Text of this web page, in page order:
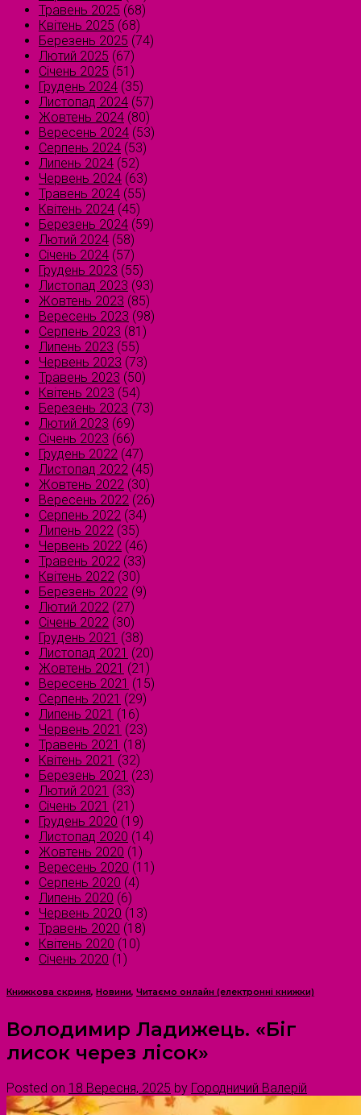
Травень 2025 (68)
Квітень 2025 (68)
Березень 2025 (74)
Лютий 2025 (67)
Січень 2025 (51)
Грудень 2024 (35)
Листопад 2024 (57)
Жовтень 2024 (80)
Вересень 2024 (53)
Серпень 2024 (53)
Липень 2024 (52)
Червень 2024 (63)
Травень 2024 (55)
Квітень 2024 (45)
Березень 2024 (59)
Лютий 2024 (58)
Січень 2024 (57)
Грудень 2023 (55)
Листопад 2023 (93)
Жовтень 2023 (85)
Вересень 2023 (98)
Серпень 2023 (81)
Липень 2023 (55)
Червень 2023 (73)
Травень 2023 (50)
Квітень 2023 (54)
Березень 2023 (73)
Лютий 2023 (69)
Січень 2023 (66)
Грудень 2022 (47)
Листопад 2022 (45)
Жовтень 2022 (30)
Вересень 2022 (26)
Серпень 2022 (34)
Липень 2022 (35)
Червень 2022 (46)
Травень 2022 (33)
Квітень 2022 (30)
Березень 2022 (9)
Лютий 2022 (27)
Січень 2022 (30)
Грудень 2021 (38)
Листопад 2021 (20)
Жовтень 2021 (21)
Вересень 2021 (15)
Серпень 2021 (29)
Липень 2021 (16)
Червень 2021 (23)
Травень 2021 (18)
Квітень 2021 (32)
Березень 2021 (23)
Лютий 2021 (33)
Січень 2021 (21)
Грудень 2020 (19)
Листопад 2020 (14)
Жовтень 2020 (1)
Вересень 2020 (11)
Серпень 2020 (4)
Липень 2020 (6)
Червень 2020 (13)
Травень 2020 (18)
Квітень 2020 (10)
Січень 2020 (1)
Книжкова скриня, Новини, Читаємо онлайн (електронні книжки)
Володимир Ладижець. «Біг
лисок через лісок»
Posted on 18 Вересня, 2025 by Городничий Валерій